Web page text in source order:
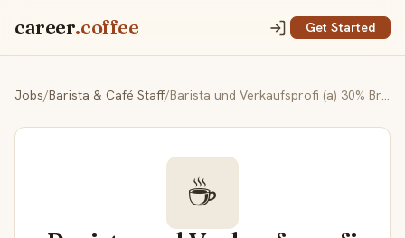
career.coffee Get Started
Jobs/Barista & Café Staff/ Barista und Verkaufsprofi (a) 30% Brugg im Stundenlohn
☕